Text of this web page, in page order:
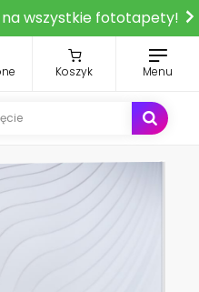
wszystkie fototapety!
Koszyk Menu